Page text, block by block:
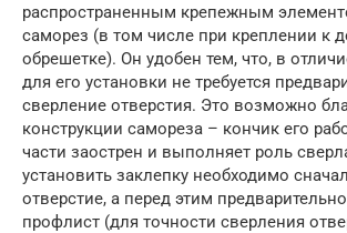
распространенным крепежным
саморез (в том числе при креплении к
обрешетке). Он удобен тем, что, в
для его установки не требуется
сверление отверстия. Это возможно
конструкции самореза – кончик его
части заострен и выполняет роль
установить заклепку необходимо
отверстие, а перед этим
профлист (для точности сверления